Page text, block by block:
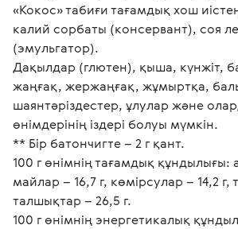
«Кокос» табиғи тағамдық хош
калий сорбаты (консервант), соя
(эмульгатор).
Дақылдар (глютен), қыша, күнжіт,
жаңғақ, жержаңғақ, жұмыртқа,
шаянтәріздестер, ұлулар және
өнімдерінің іздері болуы мүмкін.
** Бір батончигте – 2 г қант.
100 г өнімнің тағамдық құндылығы:
майлар – 16,7 г, көмірсулар – 14,2 г,
талшықтар – 26,5 г.
100 г өнімнің энергетикалық